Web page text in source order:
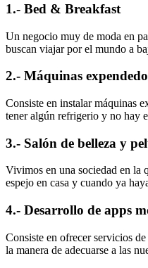
1.- Bed & Breakfast
Un negocio muy de moda en
buscan viajar por el mundo a
2.- Máquinas
Consiste en instalar máquinas
tener algún refrigerio y no hay
3.- Salón de belleza y
Vivimos en una sociedad en la
espejo en casa y cuando ya
4.- Desarrollo de apps
Consiste en ofrecer servicios
la manera de adecuarse a las